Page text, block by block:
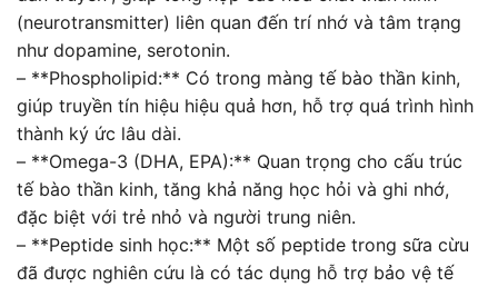
(neurotransmitter) liên quan đến trí nhớ và tâm trạng
như dopamine, serotonin.
– **Phospholipid:** Có trong màng tế bào thần kinh,
giúp truyền tín hiệu hiệu quả hơn, hỗ trợ quá trình hình
thành ký ức lâu dài.
– **Omega-3 (DHA, EPA):** Quan trọng cho cấu trúc
tế bào thần kinh, tăng khả năng học hỏi và ghi nhớ,
đặc biệt với trẻ nhỏ và người trung niên.
– **Peptide sinh học:** Một số peptide trong sữa cừu
đã được nghiên cứu là có tác dụng hỗ trợ bảo vệ tế